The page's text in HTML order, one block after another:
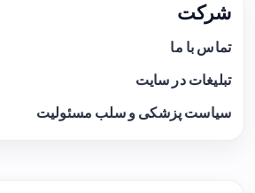
شرکت
تماس با ما
تبلیغات در سایت
سیاست پزشکی و سلب مسئولیت